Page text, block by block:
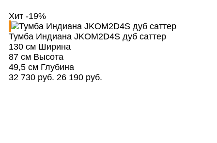
Хит -19%
Тумба Индиана JKOM2D4S дуб саттер
130 смШирина
87 смВысота
49,5 смГлубина
32 730 руб. 26 190 руб.